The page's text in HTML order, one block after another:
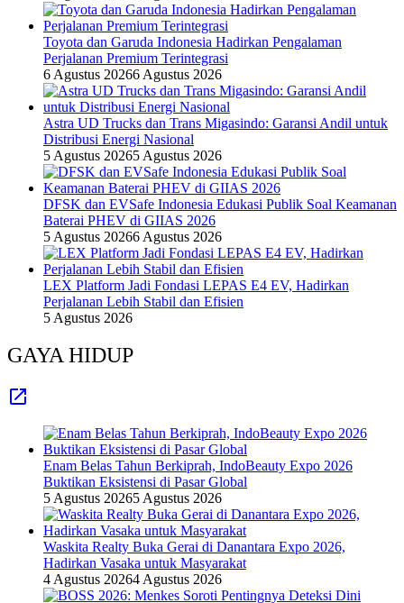
Toyota dan Garuda Indonesia Hadirkan Pengalaman
Perjalanan Premium Terintegrasi
6 Agustus 20266 Agustus 2026
Astra UD Trucks dan Trans Migasindo: Garansi Andil untuk
Distribusi Energi Nasional
5 Agustus 20265 Agustus 2026
DFSK dan EVSafe Indonesia Edukasi Publik Soal Keamanan
Baterai PHEV di GIIAS 2026
5 Agustus 20266 Agustus 2026
LEX Platform Jadi Fondasi LEPAS E4 EV, Hadirkan
Perjalanan Lebih Stabil dan Efisien
5 Agustus 2026
GAYA HIDUP
Enam Belas Tahun Berkiprah, IndoBeauty Expo 2026
Buktikan Eksistensi di Pasar Global
5 Agustus 20265 Agustus 2026
Waskita Realty Buka Gerai di Danantara Expo 2026,
Hadirkan Vasaka untuk Masyarakat
4 Agustus 20264 Agustus 2026